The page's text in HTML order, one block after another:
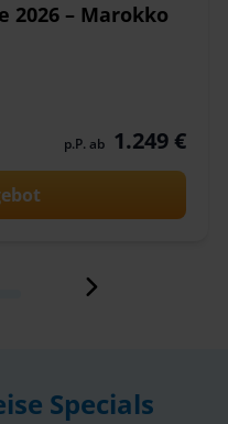
2026 – Marokko
p.P. ab 1.249 €
Specials